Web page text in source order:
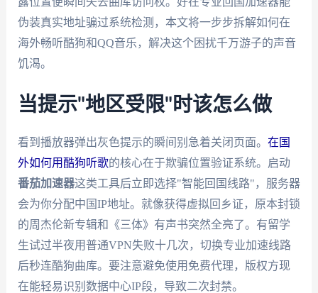
伪装真实地址骗过系统检测，本文将一步步拆解如何在
海外畅听酷狗和QQ音乐，解决这个困扰千万游子的声音
饥渴。
当提示"地区受限"时该怎么做
看到播放器弹出灰色提示的瞬间别急着关闭页面。 在国
外如何用酷狗听歌的核心在于欺骗位置验证系统。启动
番茄加速器这类工具后立即选择"智能回国线路"，服务器
会为你分配中国IP地址。就像获得虚拟回乡证，原本封锁
的周杰伦新专辑和《三体》有声书突然全亮了。有留学
生试过半夜用普通VPN失败十几次，切换专业加速线路
后秒连酷狗曲库。要注意避免使用免费代理，版权方现
在能轻易识别数据中心IP段，导致二次封禁。